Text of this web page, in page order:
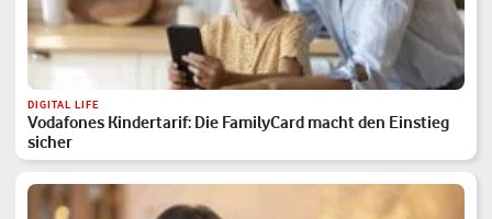
DIGITAL LIFE
Vodafones Kindertarif: Die FamilyCard macht den Einstieg
sicher